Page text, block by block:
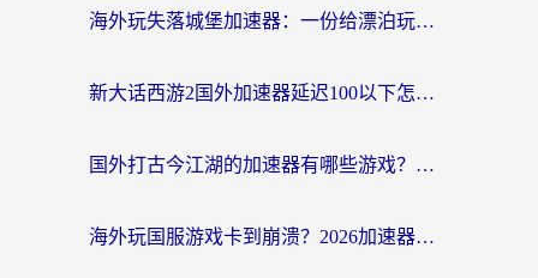
海外玩失落城堡加速器：一份给漂泊玩家的网络自救指南
新大话西游2国外加速器延迟100以下怎么办？海外党实测有效的低延迟指南
国外打古今江湖的加速器有哪些游戏？一个海外玩家的终极选择指南
海外玩国服游戏卡到崩溃？2026加速器免费推荐+实用指南（亲测有效）